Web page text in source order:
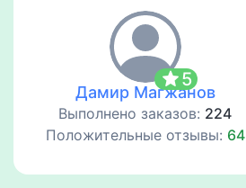
star5
Дамир Магжанов
Выполнено заказов: 224
Положительные отзывы: 64